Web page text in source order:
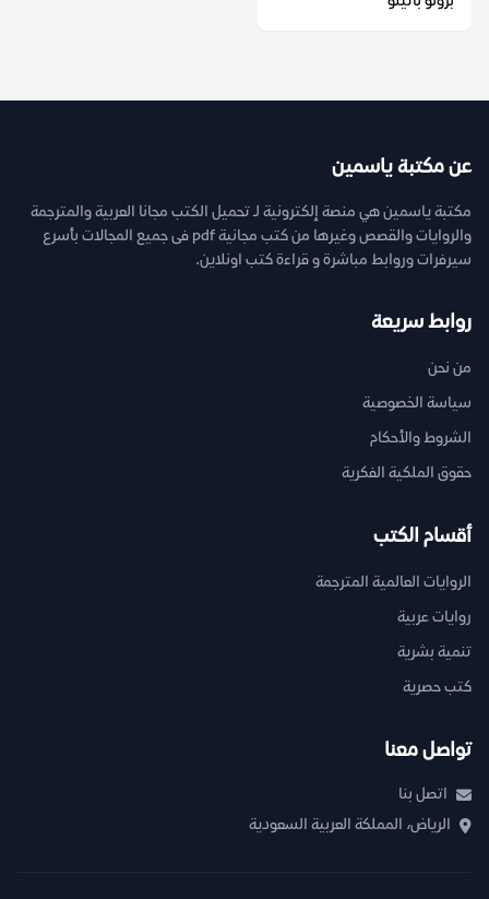
عن مكتبة ياسمين
مكتبة ياسمين هي منصة إلكترونية لـ تحميل الكتب مجانا العربية والمترجمة
والروايات والقصص وغيرها من كتب مجانية pdf فى جميع المجالات بأسرع
سيرفرات وروابط مباشرة و قراءة كتب اونلاين.
روابط سريعة
من نحن
سياسة الخصوصية
الشروط والأحكام
حقوق الملكية الفكرية
أقسام الكتب
الروايات العالمية المترجمة
روايات عربية
تنمية بشرية
كتب حصرية
تواصل معنا
اتصل بنا
الرياض، المملكة العربية السعودية